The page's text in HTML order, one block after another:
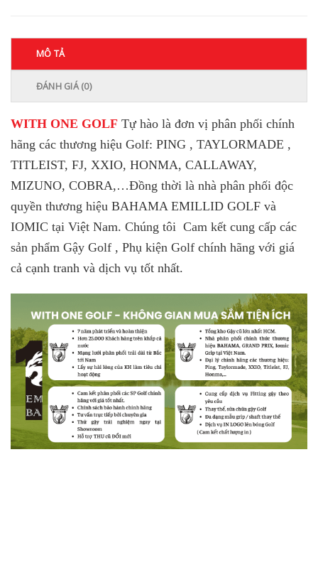
MÔ TẢ
ĐÁNH GIÁ (0)
WITH ONE GOLF Tự hào là đơn vị phân phối chính
hãng các thương hiệu Golf: PING , TAYLORMADE ,
TITLEIST, FJ, XXIO, HONMA, CALLAWAY,
MIZUNO, COBRA,…Đồng thời là nhà phân phối độc
quyền thương hiệu BAHAMA EMILLID GOLF và
IOMIC tại Việt Nam. Chúng tôi Cam kết cung cấp các
sản phẩm Gậy Golf , Phụ kiện Golf chính hãng với giá
cả cạnh tranh và dịch vụ tốt nhất.